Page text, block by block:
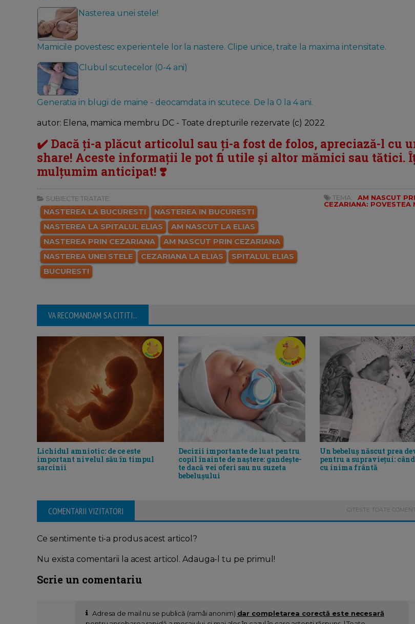
Nasterea unei stele!
Mamicile povestesc experientele lor la nastere. Clipe unice, traite la maxima intensitate.
Clubul scutecelor (0-4 ani)
Generatia in blugi de maine - deocamdata in scutece. De la 0 la 4 ani.
autor: Elena, mamica membru DC - Toate drepturile rezervate (c) 2022
✔️ Dacă ți-a plăcut articolul sau ți-a fost de folos, apreciază-l cu
share! Aceste informații le pot fi utile și altor mămici sau tătici.
mulțumim anticipat! ❣️
SUBIECTE TRATATE:
NASTEREA LA BUCURESTI
NASTEREA IN BUCURESTI
NASTEREA LA SPITALUL ELIAS
AM NASCUT LA ELIAS
NASTEREA PRIN CEZARIANA
AM NASCUT PRIN CEZARIANA
NASTEREA UNEI STELE
CEZARIANA LA ELIAS
SPITALUL ELIAS
BUCURESTI
TEMA:
AM NASCUT
CEZARIANA: POVESTEA
VA RECOMANDAM SA CITITI...
Lichidul amniotic: de ce este
important nivelul său în timpul
sarcinii
Decizii importante de luat pentru
copil înainte de naștere: gandește-
te dacă vei oferi sau nu suzeta
bebelușului
Un bebeluș născut prea
pentru a supraviețui:
cu inima frântă
COMENTARII VIZITATORI CITESTE TOATE
Ce sentimente ti-a produs acest articol?
Nu exista comentarii la acest articol. Adauga-l tu pe primul!
Scrie un comentariu
Adresa de mail nu se publică (ramâi anonim) dar completarea corectă este necesară